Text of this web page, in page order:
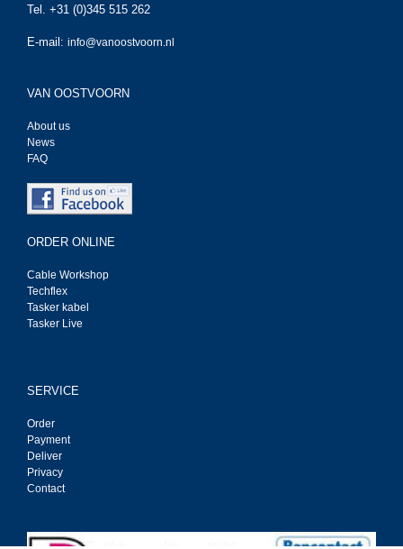
Tel. +31 (0)345 515 262
E-mail: info@vanoostvoorn.nl
VAN OOSTVOORN
About us
News
FAQ
ORDER ONLINE
Cable Workshop
Techflex
Tasker kabel
Tasker Live
SERVICE
Order
Payment
Deliver
Privacy
Contact